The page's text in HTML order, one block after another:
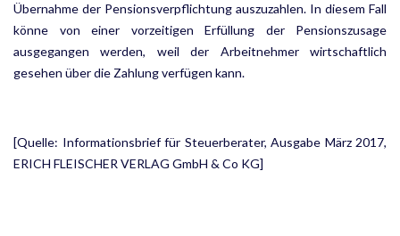
Übernahme der Pensionsverpflich­tung auszuzahlen. In diesem Fall
könne von einer vorzeitigen Erfüllung der Pensionszusage
ausgegangen werden, weil der Arbeitnehmer wirtschaftlich
gesehen über die Zahlung verfügen kann.
[Quelle: Informationsbrief für Steuerberater, Ausgabe März 2017,
ERICH FLEISCHER VERLAG GmbH & Co KG]